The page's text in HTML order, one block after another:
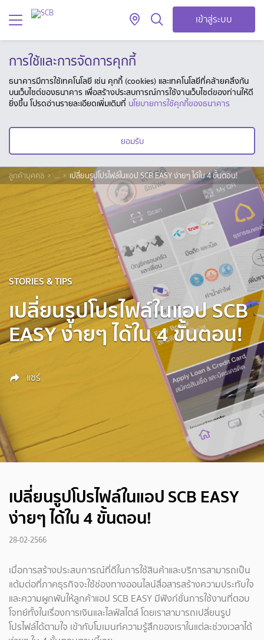
เข้าสู่ระบบ
การใช้และการจัดการคุกกี้
ธนาคารมีการใช้เทคโนโลยี เช่น คุกกี้ (cookies) และเทคโนโลยีที่คล้ายคลึงกัน
บนเว็บไซต์ของธนาคาร เพื่อสร้างประสบการณ์การใช้งานเว็บไซต์ของท่านให้ดี
ยิ่งขึ้น โปรดอ่านรายละเอียดเพิ่มเติมที่ นโยบายการใช้คุกกี้ของธนาคาร
ยอมรับ
ลูกค้าบุคคล ... เปลี่ยนรูปโปรไฟล์ในแอป SCB EASY ง่ายๆ ได้ใน 4 ขั้นตอน!
STORIES & TIPS
เปลี่ยนรูปโปรไฟล์ในแอป SCB
EASY ง่ายๆ ได้ใน 4 ขั้นตอน!
แชร์
เปลี่ยนรูปโปรไฟล์ในแอป SCB EASY
ง่ายๆ ได้ใน 4 ขั้นตอน!
28-02-2566
เมื่อการสร้างประสบการณ์ที่ดีในการใช้สินค้าและบริการสามารถเป็น
แต้มต่อที่ภาคธุรกิจจะใช้ช่องทางออนไลน์สื่อสารสร้างความประทับใจ
และความผูกพันให้ลูกค้าแอป SCB EASY มีฟังก์ชั่นการใช้งานที่ตอบ
โจทย์ทั้งในเรื่องการเงินและไลฟ์สไตล์ โดยเราสามารถเปลี่ยนรูป
โปรไฟล์ได้ตามใจ เข้ากับโมเมนท์ความรู้สึกของเราในแต่ละช่วงเวลาได้